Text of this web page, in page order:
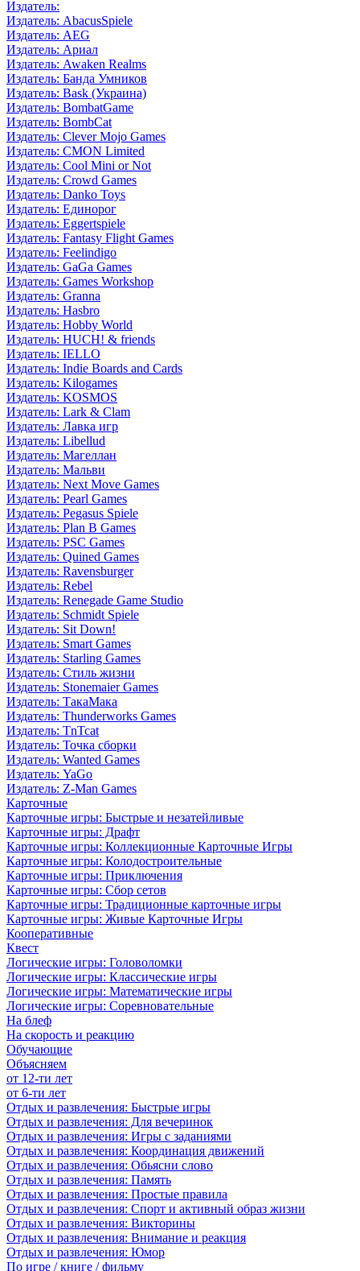
Издатель:
Издатель: AbacusSpiele
Издатель: AEG
Издатель: Ариал
Издатель: Awaken Realms
Издатель: Банда Умников
Издатель: Bask (Украина)
Издатель: BombatGame
Издатель: BombCat
Издатель: Clever Mojo Games
Издатель: CMON Limited
Издатель: Cool Mini or Not
Издатель: Crowd Games
Издатель: Danko Toys
Издатель: Единорог
Издатель: Eggertspiele
Издатель: Fantasy Flight Games
Издатель: Feelindigo
Издатель: GaGa Games
Издатель: Games Workshop
Издатель: Granna
Издатель: Hasbro
Издатель: Hobby World
Издатель: HUCH! & friends
Издатель: IELLO
Издатель: Indie Boards and Cards
Издатель: Kilogames
Издатель: KOSMOS
Издатель: Lark & Clam
Издатель: Лавка игр
Издатель: Libellud
Издатель: Магеллан
Издатель: Мальви
Издатель: Next Move Games
Издатель: Pearl Games
Издатель: Pegasus Spiele
Издатель: Plan B Games
Издатель: PSC Games
Издатель: Quined Games
Издатель: Ravensburger
Издатель: Rebel
Издатель: Renegade Game Studio
Издатель: Schmidt Spiele
Издатель: Sit Down!
Издатель: Smart Games
Издатель: Starling Games
Издатель: Стиль жизни
Издатель: Stonemaier Games
Издатель: ТакаМака
Издатель: Thunderworks Games
Издатель: TnTcat
Издатель: Точка сборки
Издатель: Wanted Games
Издатель: YaGo
Издатель: Z-Man Games
Карточные
Карточные игры: Быстрые и незатейливые
Карточные игры: Драфт
Карточные игры: Коллекционные Карточные Игры
Карточные игры: Колодостроительные
Карточные игры: Приключения
Карточные игры: Сбор сетов
Карточные игры: Традиционные карточные игры
Карточные игры: Живые Карточные Игры
Кооперативные
Квест
Логические игры: Головоломки
Логические игры: Классические игры
Логические игры: Математические игры
Логические игры: Соревновательные
На блеф
На скорость и реакцию
Обучающие
Объясняем
от 12-ти лет
от 6-ти лет
Отдых и развлечения: Быстрые игры
Отдых и развлечения: Для вечеринок
Отдых и развлечения: Игры с заданиями
Отдых и развлечения: Координация движений
Отдых и развлечения: Обьясни слово
Отдых и развлечения: Память
Отдых и развлечения: Простые правила
Отдых и развлечения: Спорт и активный образ жизни
Отдых и развлечения: Викторины
Отдых и развлечения: Внимание и реакция
Отдых и развлечения: Юмор
По игре / книге / фильму